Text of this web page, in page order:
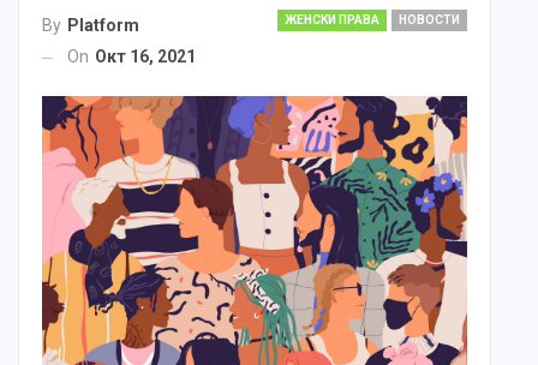
ЖЕНСКИ ПРАВА НОВОСТИ
By Platform
On Окт 16, 2021